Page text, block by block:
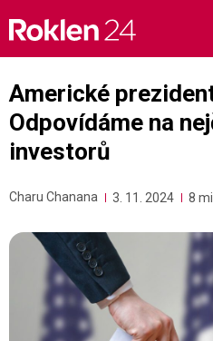
content
Americké
Odpovídáme na
investorů
Charu Chanana 3. 11. 2024 8